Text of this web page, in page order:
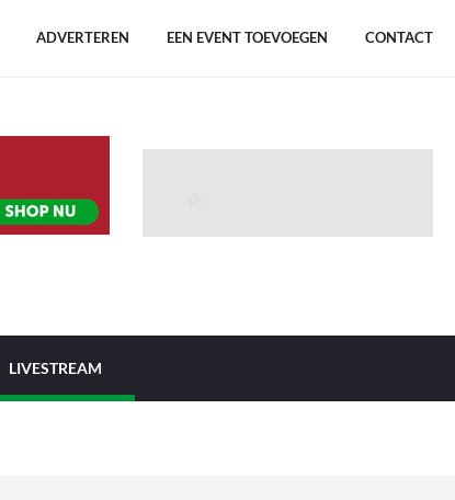
ADVERTEREN EEN EVENT TOEVOEGEN CONTACT
LIVESTREAM